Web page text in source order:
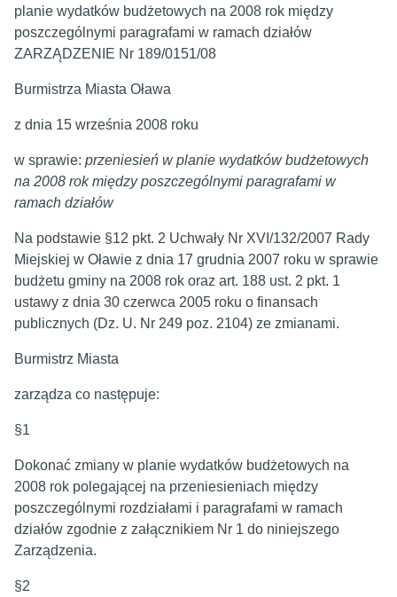
planie wydatków budżetowych na 2008 rok między
poszczególnymi paragrafami w ramach działów
ZARZĄDZENIE Nr 189/0151/08
Burmistrza Miasta Oława
z dnia 15 września 2008 roku
w sprawie: przeniesień w planie wydatków budżetowych
na 2008 rok między poszczególnymi paragrafami w
ramach działów
Na podstawie §12 pkt. 2 Uchwały Nr XVI/132/2007 Rady
Miejskiej w Oławie z dnia 17 grudnia 2007 roku w sprawie
budżetu gminy na 2008 rok oraz art. 188 ust. 2 pkt. 1
ustawy z dnia 30 czerwca 2005 roku o finansach
publicznych (Dz. U. Nr 249 poz. 2104) ze zmianami.
Burmistrz Miasta
zarządza co następuje:
§1
Dokonać zmiany w planie wydatków budżetowych na
2008 rok polegającej na przeniesieniach między
poszczególnymi rozdziałami i paragrafami w ramach
działów zgodnie z załącznikiem Nr 1 do niniejszego
Zarządzenia.
§2